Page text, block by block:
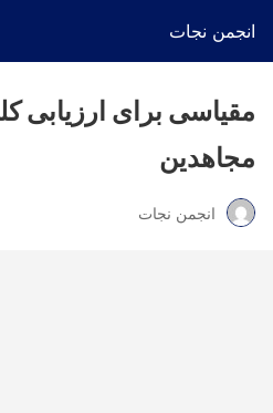
انجمن نجات
مقیاسی برای ارزیابی
مجاهدین
انجمن نجات